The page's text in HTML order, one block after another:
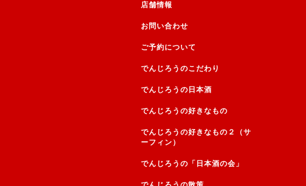
店舗情報
お問い合わせ
ご予約について
でんじろうのこだわり
でんじろうの日本酒
でんじろうの好きなもの
でんじろうの好きなもの２（サ
ーフィン）
でんじろうの「日本酒の会」